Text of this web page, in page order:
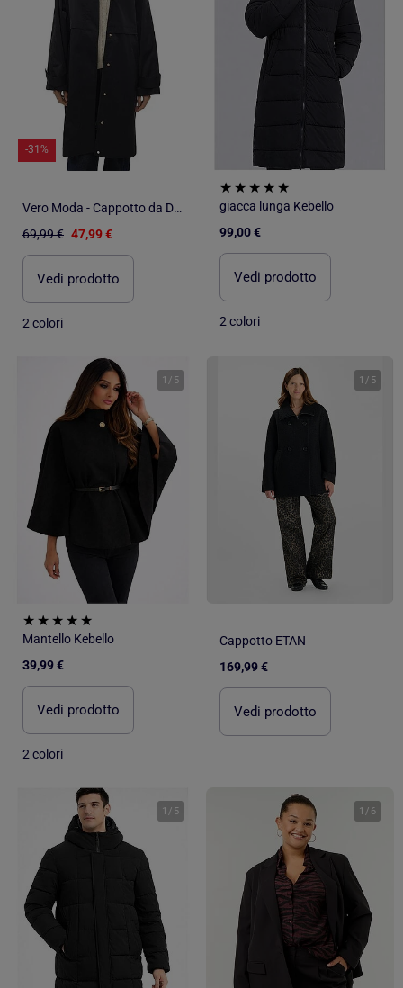
-31%
Vero Moda - Cappotto da Donna
69,99 € 47,99 €
Vedi prodotto
2 colori
giacca lunga Kebello
99,00 €
Vedi prodotto
2 colori
1 / 5
Mantello Kebello
39,99 €
Vedi prodotto
2 colori
1 / 5
Cappotto ETAN
169,99 €
Vedi prodotto
1 / 5 1 / 6